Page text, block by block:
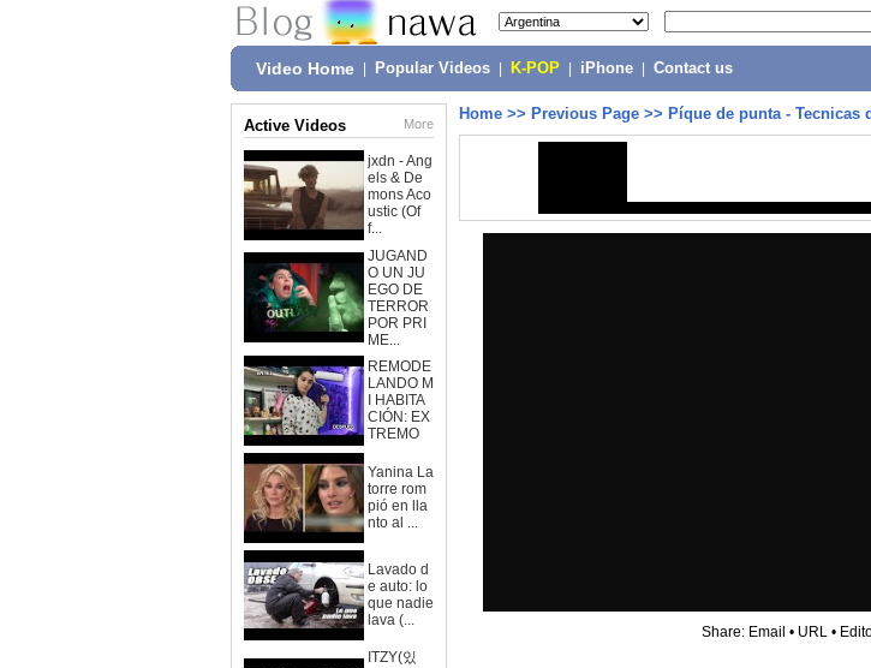
Video Home Popular Videos K-POP iPhone Contact us
Active Videos More
jxdn - Ang
els & De
mons Aco
ustic (Of
f...
JUGAND
O UN JU
EGO DE
TERROR
POR PRI
ME...
REMODE
LANDO M
I HABITA
CIÓN: EX
TREMO
Yanina La
torre rom
pió en lla
nto al ...
Lavado d
e auto: lo
que nadie
lava (...
ITZY(있
Home >> Previous Page >> Píque de punta - Tecnicas
Share: Email • URL •